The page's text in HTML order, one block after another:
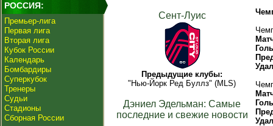
РОССИЯ:
Премьер-лига
Первая лига
Вторая лига
Кубок России
Календарь
Бомбардиры
Суперкубок
Тренеры
Судьи
Стадионы
Сборная России
Сент-Луис
Предыдущие клубы:
"Нью-Йорк Ред Буллз" (MLS)
Дэниел Эдельман: Самые
последние и свежие новости